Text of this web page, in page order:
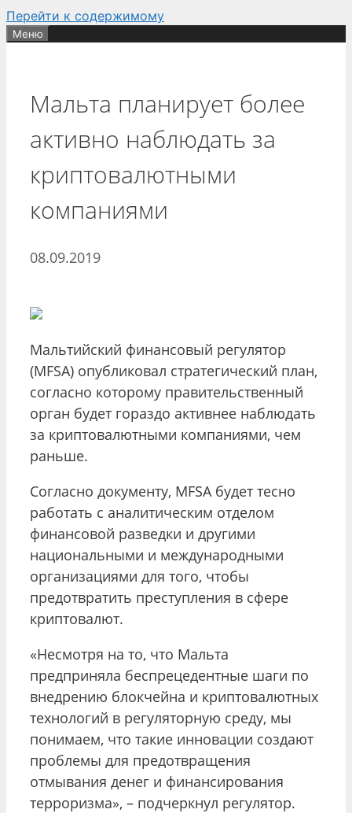
Перейти к содержимому
Меню
Мальта планирует более
активно наблюдать за
криптовалютными
компаниями
08.09.2019
Мальтийский финансовый регулятор
(MFSA) опубликовал стратегический план,
согласно которому правительственный
орган будет гораздо активнее наблюдать
за криптовалютными компаниями, чем
раньше.
Согласно документу, MFSA будет тесно
работать с аналитическим отделом
финансовой разведки и другими
национальными и международными
организациями для того, чтобы
предотвратить преступления в сфере
криптовалют.
«Несмотря на то, что Мальта
предприняла беспрецедентные шаги по
внедрению блокчейна и криптовалютных
технологий в регуляторную среду, мы
понимаем, что такие инновации создают
проблемы для предотвращения
отмывания денег и финансирования
терроризма», – подчеркнул регулятор.